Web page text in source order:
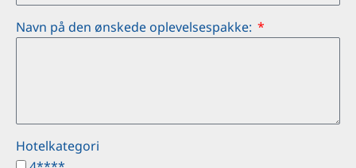
Navn på den ønskede oplevelsespakke:
Hotelkategori